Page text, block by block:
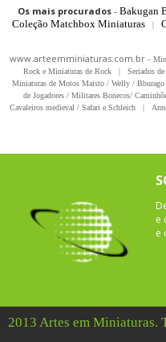
Os mais procurados- Bakugan
Coleção Matchbox Miniaturas
|
www.arteemminiaturas.com.br -
Rock e Miniaturas de Rock
| Seriados
Miniaturas de Motos Maisto / Welly / Bburago
de Jogadores / Militares Bonecos/
Cavaleiros medieval / Safari e Schleich
|
e
e
2013 Artes em Miniaturas.